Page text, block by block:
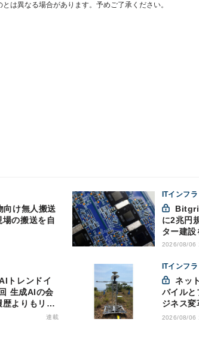
は異なる場合があります。予めご了承ください。
向け無人搬送
の搬送を自
ITインフラ
に2兆円
ター建
2026/08/06
生成AIの会
よりもリス
に情報漏洩対
連載
ITインフラ
ネットワーク進化論 - モ
バイルと
ジネス
ンクが「
2026/08/06